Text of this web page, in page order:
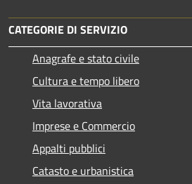
CATEGORIE DI SERVIZIO
Anagrafe e stato civile
Cultura e tempo libero
Vita lavorativa
Imprese e Commercio
Appalti pubblici
Catasto e urbanistica